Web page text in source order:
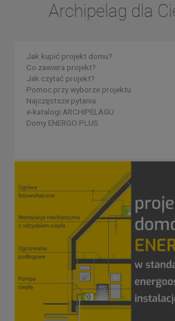
Archipelag dla
Jak kupić projekt domu?
Co zawiera projekt?
Jak czytać projekt?
Pomoc przy wyborze projektu
Najczęstsze pytania
e-katalogi ARCHIPELAGU
Domy ENERGO PLUS